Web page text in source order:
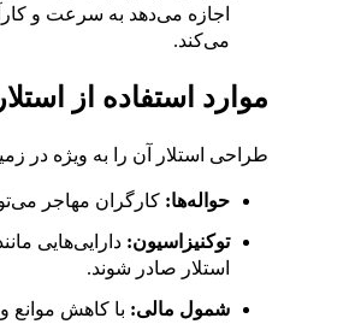
اجازه می‌دهد به سرعت و
می‌کند.
موارد استفاده از
طراحی استلار آن را به ویژه در
حواله‌ها: کارگران مهاجر
توکنیزاسیون:
استلار صادر شوند.
شمول مالی: با کاهش موانع